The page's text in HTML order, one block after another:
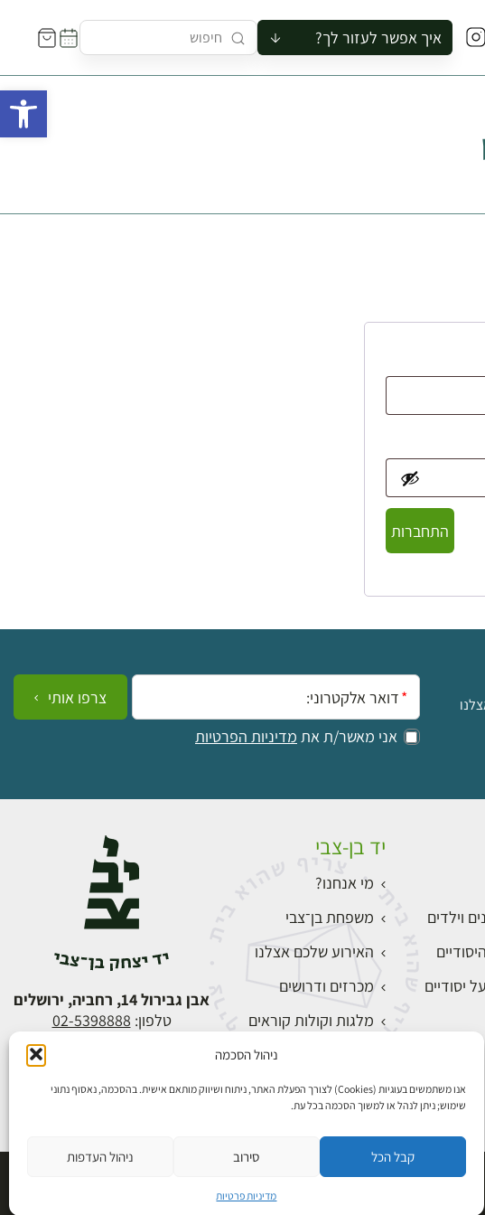
ניהול הסכמה
אנו משתמשים בעוגיות (Cookies) לצורך הפעלת האתר, ניתוח ושיווק מותאם אישית. בהסכמה, נאסוף נתוני
שימוש; ניתן לנהל או למשוך הסכמה בכל עת.
קבל הכל סירוב ניהול העדפות
מדיניות פרטיות
איך אפשר לעזור לך?
להזמין סיור לקבוצה
לתאם ביקור בצריף
התחברות
אימייל:
אני מאשר/ת את מדיניות הפרטיות
צרפו אותי
וילדים
יסודיים
יד בן-צבי
מי אנחנו?
משפחת בן־צבי
האירוע שלכם אצלנו
מכרזים ודרושים
מלגות וקולות קוראים
התחברות
אבן גבירול 14, רחביה, ירושלים
טלפון: 02-5398888